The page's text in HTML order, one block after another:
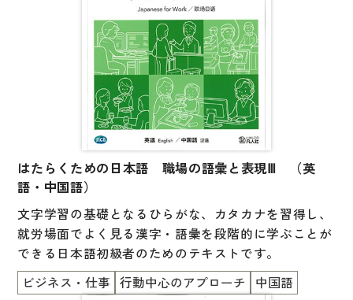
はたらくための日本語 職場の語彙と表現Ⅲ （英
語・中国語）
文字学習の基礎となるひらがな、カタカナを習得し、
就労場面でよく見る漢字・語彙を段階的に学ぶことが
できる日本語初級者のためのテキストです。
ビジネス・仕事 行動中心のアプローチ 中国語